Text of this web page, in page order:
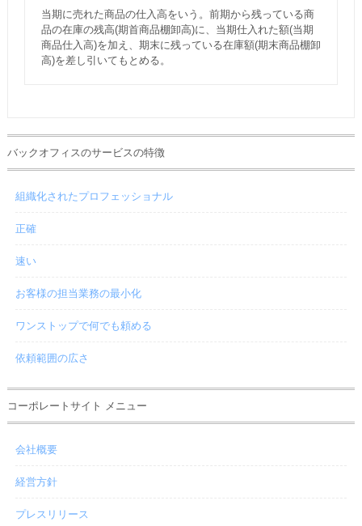
当期に売れた商品の仕入高をいう。前期から残っている商
品の在庫の残高(期首商品棚卸高)に、当期仕入れた額(当期
商品仕入高)を加え、期末に残っている在庫額(期末商品棚卸
高)を差し引いてもとめる。
バックオフィスのサービスの特徴
組織化されたプロフェッショナル
正確
速い
お客様の担当業務の最小化
ワンストップで何でも頼める
依頼範囲の広さ
コーポレートサイト メニュー
会社概要
経営方針
プレスリリース